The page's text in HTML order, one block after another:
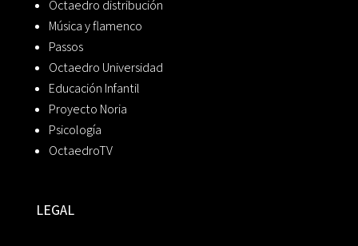
Octaedro distribución
Música y flamenco
Passos
Octaedro Universidad
Educación Infantil
Proyecto Noria
Psicología
OctaedroTV
LEGAL